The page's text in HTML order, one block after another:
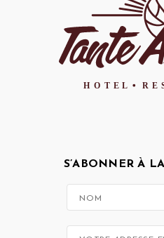
S’ABONNER À